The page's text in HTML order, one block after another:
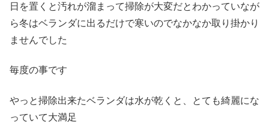
日を置くと汚れが溜まって掃除が大変だとわかっていなが
ら冬はベランダに出るだけで寒いのでなかなか取り掛かり
ませんでした
毎度の事です
やっと掃除出来たベランダは水が乾くと、とても綺麗にな
っていて大満足